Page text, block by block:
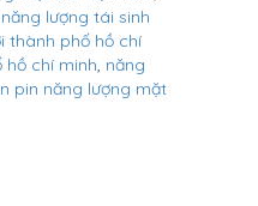
lượng tái sinh
thành phố hồ chí
chí minh, năng
pin năng lượng mặt